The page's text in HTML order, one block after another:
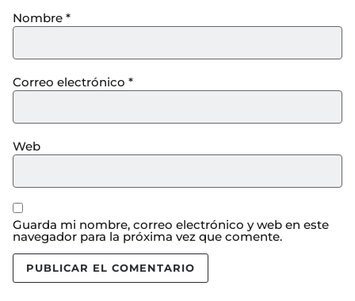
Nombre *
Correo electrónico *
Web
Guarda mi nombre, correo electrónico y web en este
navegador para la próxima vez que comente.